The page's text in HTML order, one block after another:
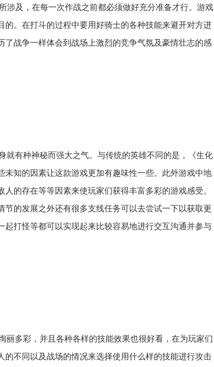
涉及，在每一次作战之前都必须做好充分准备才行。游戏
。在打斗的过程中要用好骑士的各种技能来避开对方进
战争一样体会到战场上激烈的竞争气氛及豪情壮志的感
有种神秘而强大之气。与传统的英雄不同的是，《生化
知的因素让这款游戏更加有趣味性一些。此外游戏中地
的存在等等因素来使玩家们获得丰富多彩的游戏感受。
的发展之外还有很多支线任务可以去尝试一下以获取更
打怪等都可以实现起来比较容易地进行交互沟通并参与
多彩，并且各种各样的技能效果也很好看，在为玩家们
不同以及战场的情况来选择使用什么样的技能进行攻击